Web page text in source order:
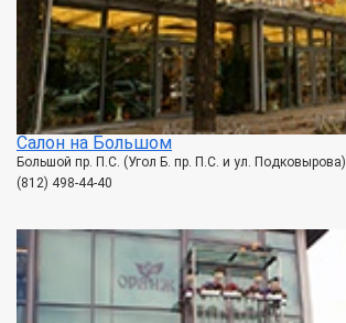
Салон на Большом
Большой пр. П.С. (Угол Б. пр. П.С. и ул. Подковырова)
(812) 498-44-40